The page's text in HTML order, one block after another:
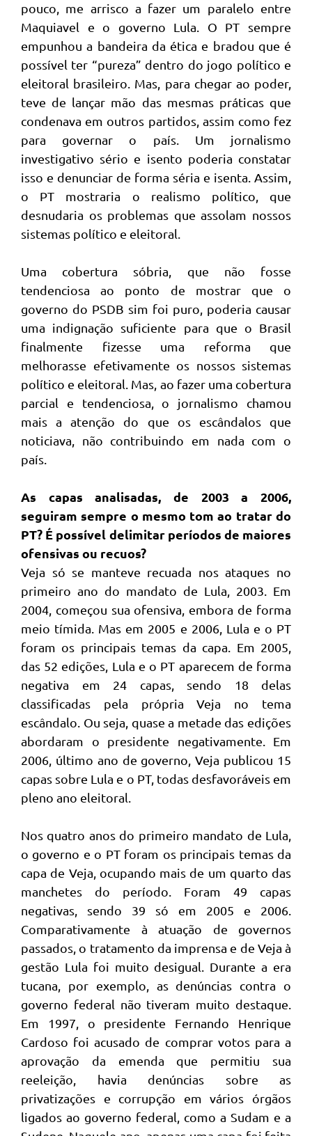
pouco, me arrisco a fazer um paralelo entre
Maquiavel e o governo Lula. O PT sempre
empunhou a bandeira da ética e bradou que é
possível ter “pureza” dentro do jogo político e
eleitoral brasileiro. Mas, para chegar ao poder,
teve de lançar mão das mesmas práticas que
condenava em outros partidos, assim como fez
para governar o país. Um jornalismo
investigativo sério e isento poderia constatar
isso e denunciar de forma séria e isenta. Assim,
o PT mostraria o realismo político, que
desnudaria os problemas que assolam nossos
sistemas político e eleitoral.
Uma cobertura sóbria, que não fosse
tendenciosa ao ponto de mostrar que o
governo do PSDB sim foi puro, poderia causar
uma indignação suficiente para que o Brasil
finalmente fizesse uma reforma que
melhorasse efetivamente os nossos sistemas
político e eleitoral. Mas, ao fazer uma cobertura
parcial e tendenciosa, o jornalismo chamou
mais a atenção do que os escândalos que
noticiava, não contribuindo em nada com o
país.
As capas analisadas, de 2003 a 2006,
seguiram sempre o mesmo tom ao tratar do
PT? É possível delimitar períodos de maiores
ofensivas ou recuos?
Veja só se manteve recuada nos ataques no
primeiro ano do mandato de Lula, 2003. Em
2004, começou sua ofensiva, embora de forma
meio tímida. Mas em 2005 e 2006, Lula e o PT
foram os principais temas da capa. Em 2005,
das 52 edições, Lula e o PT aparecem de forma
negativa em 24 capas, sendo 18 delas
classificadas pela própria Veja no tema
escândalo. Ou seja, quase a metade das edições
abordaram o presidente negativamente. Em
2006, último ano de governo, Veja publicou 15
capas sobre Lula e o PT, todas desfavoráveis em
pleno ano eleitoral.
Nos quatro anos do primeiro mandato de Lula,
o governo e o PT foram os principais temas da
capa de Veja, ocupando mais de um quarto das
manchetes do período. Foram 49 capas
negativas, sendo 39 só em 2005 e 2006.
Comparativamente à atuação de governos
passados, o tratamento da imprensa e de Veja à
gestão Lula foi muito desigual. Durante a era
tucana, por exemplo, as denúncias contra o
governo federal não tiveram muito destaque.
Em 1997, o presidente Fernando Henrique
Cardoso foi acusado de comprar votos para a
aprovação da emenda que permitiu sua
reeleição, havia denúncias sobre as
privatizações e corrupção em vários órgãos
ligados ao governo federal, como a Sudam e a